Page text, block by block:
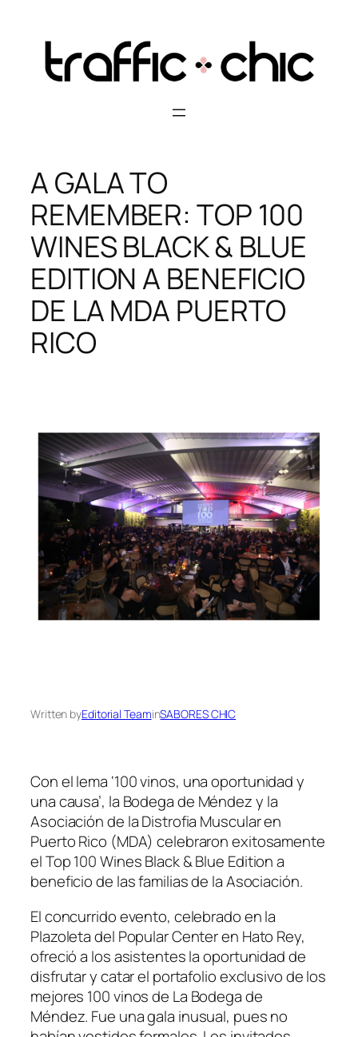
content
A GALA TO
REMEMBER: TOP 100
WINES BLACK & BLUE
EDITION A BENEFICIO
DE LA MDA PUERTO
RICO
Written byEditorial TeaminSABORES CHIC
Con el lema ‘100 vinos, una oportunidad y
una causa’, la Bodega de Méndez y la
Asociación de la Distrofia Muscular en
Puerto Rico (MDA) celebraron exitosamente
el Top 100 Wines Black & Blue Edition a
beneficio de las familias de la Asociación.
El concurrido evento, celebrado en la
Plazoleta del Popular Center en Hato Rey,
ofreció a los asistentes la oportunidad de
disfrutar y catar el portafolio exclusivo de los
mejores 100 vinos de La Bodega de
Méndez. Fue una gala inusual, pues no